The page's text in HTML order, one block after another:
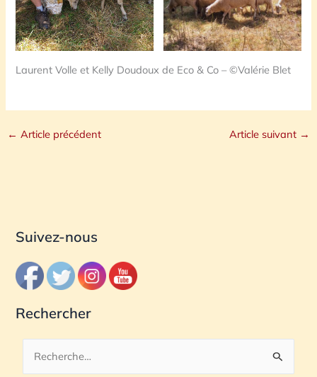
Laurent Volle et Kelly Doudoux de Eco & Co – ©Valérie Blet
← Article précédent Article suivant →
Suivez-nous
Rechercher